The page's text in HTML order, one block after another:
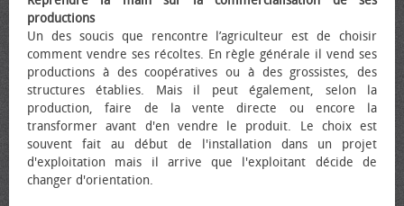
productions
Un des soucis que rencontre l’agriculteur est de choisir
comment vendre ses récoltes. En règle générale il vend ses
productions à des coopératives ou à des grossistes, des
structures établies. Mais il peut également, selon la
production, faire de la vente directe ou encore la
transformer avant d'en vendre le produit. Le choix est
souvent fait au début de l'installation dans un projet
d'exploitation mais il arrive que l'exploitant décide de
changer d'orientation.